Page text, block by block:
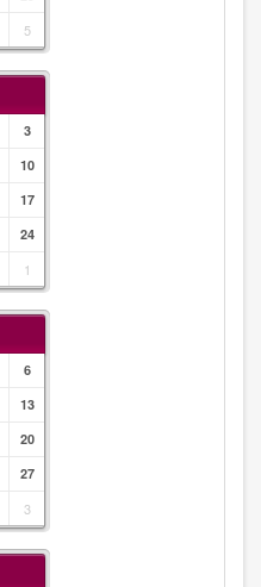
5
3
10
17
24
1
6
13
20
27
3